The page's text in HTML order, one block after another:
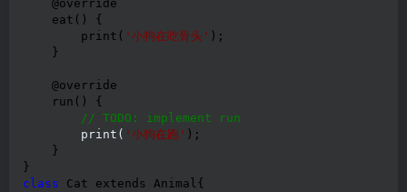
    @override
    eat() {
        print(
' 小狗在吃骨头 ' );
    }
    @override
    run() {
// TODO: implement run
        print(
' 小狗在跑 ' );
    }
class Cat extends Animal{